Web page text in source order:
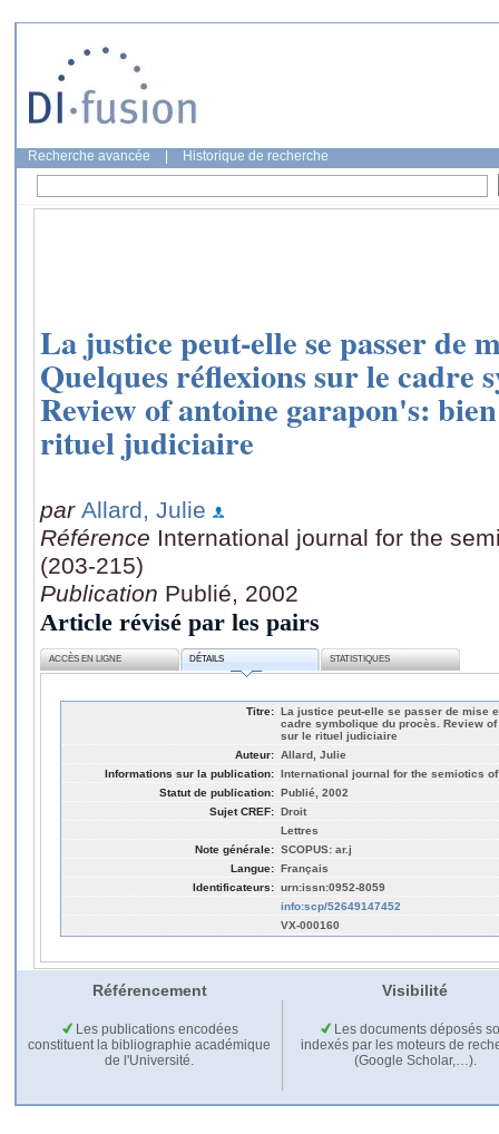
Recherche avancée Historique de recherche
La justice peut-elle se passer de
Quelques réflexions sur le cadre
Review of antoine garapon's:
rituel judiciaire
par Allard, Julie
Référence International journal for the
(203-215)
Publication Publié, 2002
Article révisé par les pairs
ACCÈS EN LIGNE DÉTAILS STATISTIQUES
Titre: La justice peut-elle se passer de mise
cadre symbolique du procès. Review
sur le rituel judiciaire
Auteur: Allard, Julie
Informations sur la publication: International journal for the semiotics
Statut de publication: Publié, 2002
Sujet CREF: Droit
Lettres
Note générale: SCOPUS: ar.j
Langue: Français
Identificateurs: urn:issn:0952-8059
info:scp/52649147452
VX-000160
Référencement Visibilité
Les publications encodées
constituent la bibliographie académique
de l'Université.
Les documents déposés
indexés par les moteurs de
(Google Scholar,…).